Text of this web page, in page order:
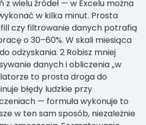
wielu źródeł — w Excelu można
w kilka minut. Prosta
czy filtrowanie danych potrafią
o 30–60%. W skali miesiąca
odzyskania. 2 Robisz mniej
danych i obliczenia „w
to prosta droga do
błędy ludzkie przy
— formuła wykonuje to
w ten sam sposób, niezależnie